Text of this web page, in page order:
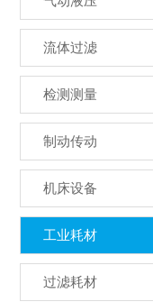
流体过滤
检测测量
制动传动
机床设备
工业耗材
过滤耗材